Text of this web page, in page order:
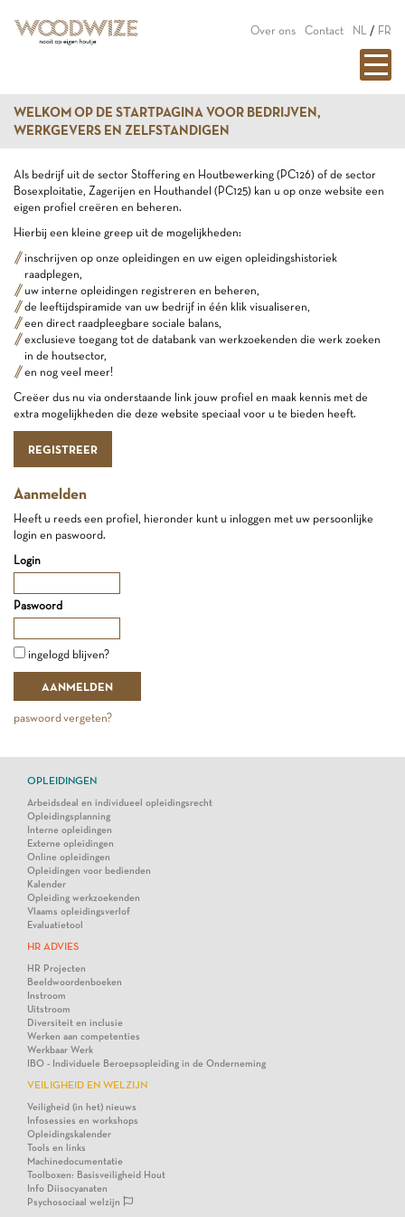
Over ons Contact NL / FR
WELKOM OP DE STARTPAGINA VOOR BEDRIJVEN,
WERKGEVERS EN ZELFSTANDIGEN
Als bedrijf uit de sector Stoffering en Houtbewerking (PC126) of de sector
Bosexploitatie, Zagerijen en Houthandel (PC125) kan u op onze website een
eigen profiel creëren en beheren.
Hierbij een kleine greep uit de mogelijkheden:
inschrijven op onze opleidingen en uw eigen opleidingshistoriek
raadplegen,
uw interne opleidingen registreren en beheren,
de leeftijdspiramide van uw bedrijf in één klik visualiseren,
een direct raadpleegbare sociale balans,
exclusieve toegang tot de databank van werkzoekenden die werk zoeken
in de houtsector,
en nog veel meer!
Creëer dus nu via onderstaande link jouw profiel en maak kennis met de
extra mogelijkheden die deze website speciaal voor u te bieden heeft.
REGISTREER
Aanmelden
Heeft u reeds een profiel, hieronder kunt u inloggen met uw persoonlijke
login en paswoord.
Login
Paswoord
ingelogd blijven?
paswoord vergeten?
OPLEIDINGEN
Arbeidsdeal en individueel opleidingsrecht
Opleidingsplanning
Interne opleidingen
Externe opleidingen
Online opleidingen
Opleidingen voor bedienden
Kalender
Opleiding werkzoekenden
Vlaams opleidingsverlof
Evaluatietool
HR ADVIES
HR Projecten
Beeldwoordenboeken
Instroom
Uitstroom
Diversiteit en inclusie
Werken aan competenties
Werkbaar Werk
IBO - Individuele Beroepsopleiding in de Onderneming
VEILIGHEID EN WELZIJN
Veiligheid (in het) nieuws
Infosessies en workshops
Opleidingskalender
Tools en links
Machinedocumentatie
Toolboxen: Basisveiligheid Hout
Info Diisocyanaten
Psychosociaal welzijn